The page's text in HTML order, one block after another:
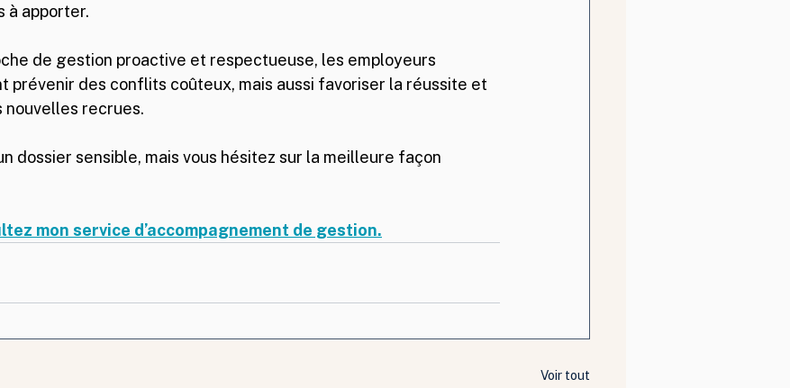
à apporter.
de gestion proactive et respectueuse, les employeurs
prévenir des conflits coûteux, mais aussi favoriser la réussite et
nouvelles recrues.
dossier sensible, mais vous hésitez sur la meilleure façon
mon service d’accompagnement de gestion.
Voir tout